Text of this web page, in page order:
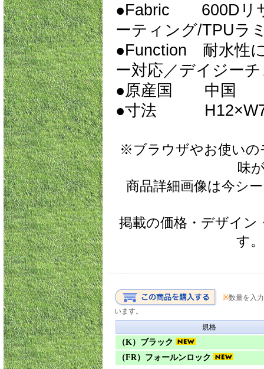
●Fabric 600Dリサ
ーティング/TPUラ
●Function 耐水性
ー対応／デイジー
●原産国 中国
●寸法
※ブラウザやお使いの
味
商品詳細画像は今シ
掲載の価格・デザイン
す
※数量を入
います。
規格
（K）ブラック
（FR）フォールンロック